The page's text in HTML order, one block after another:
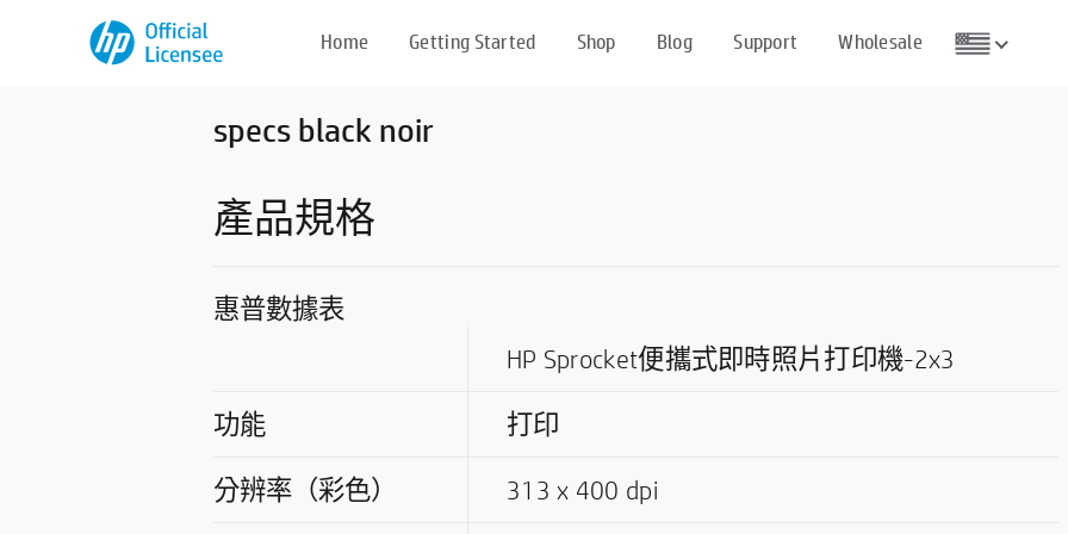
Home Getting Started Shop Blog Support Wholesale
specs black noir
產品規格
惠普數據表
HP Sprocket便攜式即時照片打印機-2x3
功能
打印
分辨率（彩色）
313 x 400 dpi